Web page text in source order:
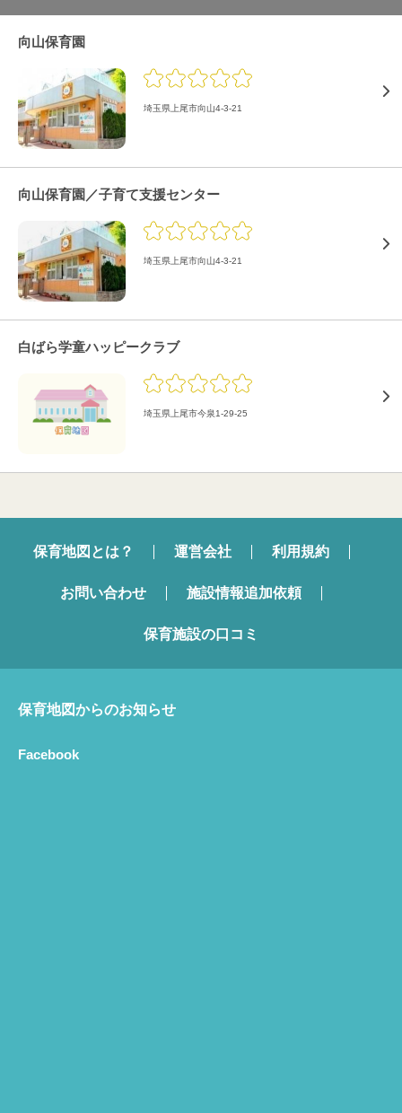
向山保育園
埼玉県上尾市向山4-3-21
向山保育園／子育て支援センター
埼玉県上尾市向山4-3-21
白ばら学童ハッピークラブ
埼玉県上尾市今泉1-29-25
保育地図とは？ 運営会社 利用規約
お問い合わせ 施設情報追加依頼
保育施設の口コミ
保育地図からのお知らせ
Facebook